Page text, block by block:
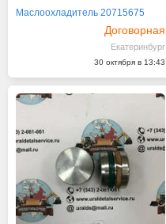
Маслоохладитель 20715675
Договорная
Екатеринбург
30 октября в 13:43